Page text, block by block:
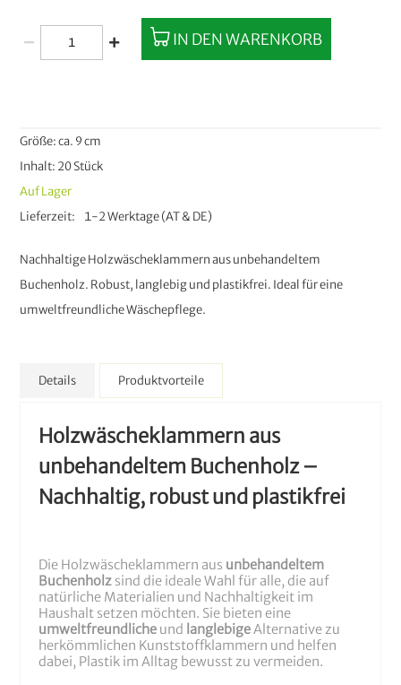
Nachhaltige Holzwäscheklammern aus unbehandeltem
Buchenholz. Robust, langlebig und plastikfrei. Ideal für eine
umweltfreundliche Wäschepflege.
Größe: ca. 9 cm
Inhalt: 20 Stück
Auf Lager
Lieferzeit
1-2 Werktage (AT & DE)
IN DEN WARENKORB
Details
Holzwäscheklammern aus
unbehandeltem Buchenholz –
Nachhaltig, robust und plastikfrei
Die Holzwäscheklammern aus unbehandeltem
Buchenholz sind die ideale Wahl für alle, die auf
natürliche Materialien und Nachhaltigkeit im
Haushalt setzen möchten. Sie bieten eine
umweltfreundliche und langlebigeAlternative zu
herkömmlichen Kunststoffklammern und helfen
dabei, Plastik im Alltag bewusst zu vermeiden.
Produktvorteile